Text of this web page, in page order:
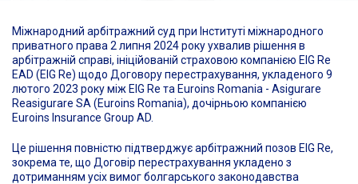
Міжнародний арбітражний суд при Інституті міжнародного
приватного права 2 липня 2024 року ухвалив рішення в
арбітражній справі, ініційованій страховою компанією EIG Re
EAD (EIG Re) щодо Договору перестрахування, укладеного 9
лютого 2023 року між EIG Re та Euroins Romania - Asigurare
Reasigurare SA (Euroins Romania), дочірньою компанією
Euroins Insurance Group AD.
Це рішення повністю підтверджує арбітражний позов EIG Re,
зокрема те, що Договір перестрахування укладено з
дотриманням усіх вимог болгарського законодавства